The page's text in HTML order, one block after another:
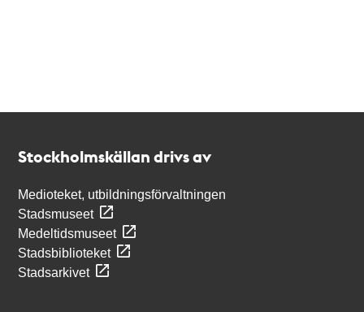
Stockholmskällan drivs av
Medioteket, utbildningsförvaltningen
Stadsmuseet
Medeltidsmuseet
Stadsbiblioteket
Stadsarkivet